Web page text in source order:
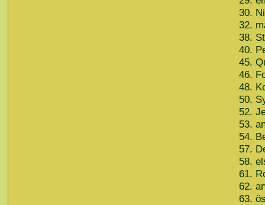
30.
32.
38.
40.
45.
46.
48.
50.
52.
53.
54.
57.
58.
61.
62.
63.